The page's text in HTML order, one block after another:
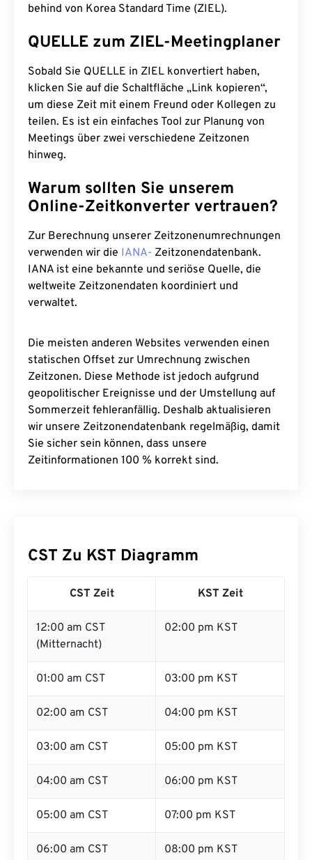
behind von Korea Standard Time (ZIEL).
QUELLE zum ZIEL-Meetingplaner
Sobald Sie QUELLE in ZIEL konvertiert haben,
klicken Sie auf die Schaltfläche „Link kopieren“,
um diese Zeit mit einem Freund oder Kollegen zu
teilen. Es ist ein einfaches Tool zur Planung von
Meetings über zwei verschiedene Zeitzonen
hinweg.
Warum sollten Sie unserem
Online-Zeitkonverter vertrauen?
Zur Berechnung unserer Zeitzonenumrechnungen
verwenden wir die IANA- Zeitzonendatenbank.
IANA ist eine bekannte und seriöse Quelle, die
weltweite Zeitzonendaten koordiniert und
verwaltet.
Die meisten anderen Websites verwenden einen
statischen Offset zur Umrechnung zwischen
Zeitzonen. Diese Methode ist jedoch aufgrund
geopolitischer Ereignisse und der Umstellung auf
Sommerzeit fehleranfällig. Deshalb aktualisieren
wir unsere Zeitzonendatenbank regelmäßig, damit
Sie sicher sein können, dass unsere
Zeitinformationen 100 % korrekt sind.
CST Zu KST Diagramm
CST Zeit KST Zeit
12:00 am CST
(Mitternacht)
02:00 pm KST
01:00 am CST 03:00 pm KST
02:00 am CST 04:00 pm KST
03:00 am CST 05:00 pm KST
04:00 am CST 06:00 pm KST
05:00 am CST 07:00 pm KST
06:00 am CST 08:00 pm KST